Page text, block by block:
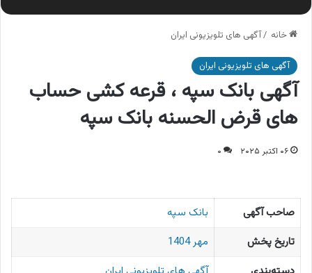
خانه /آگهی های تلویزیونی ایران
آگهی های تلویزیونی ایران
آگهی بانک سپه ، قرعه کشی حساب
های قرض الحسنه بانک سپه
۰۶ اکتبر ۲۰۲۵ ۰
صاحب آگهی
بانک سپه
تاریخ پخش
مهر 1404